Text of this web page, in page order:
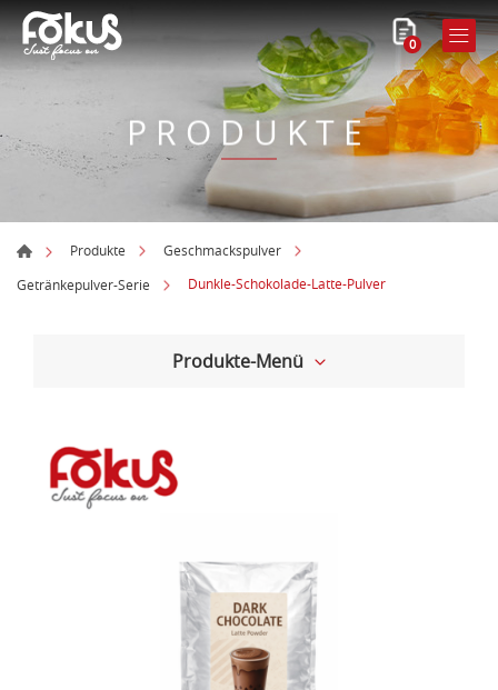
0
PRODUKTE
Produkte
Geschmackspulver
Getränkepulver-Serie
Dunkle-Schokolade-Latte-Pulver
Produkte-Menü